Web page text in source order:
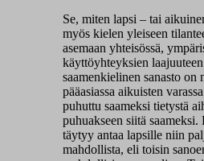
Se, miten lapsi – tai
myös kielen yleiseen
asemaan yhteisössä,
käyttöyhteyksien
saamenkielinen sanasto on
pääasiassa aikuisten
puhuttu saameksi tietystä
puhuakseen siitä
täytyy antaa lapsille niin
mahdollista, eli toisin